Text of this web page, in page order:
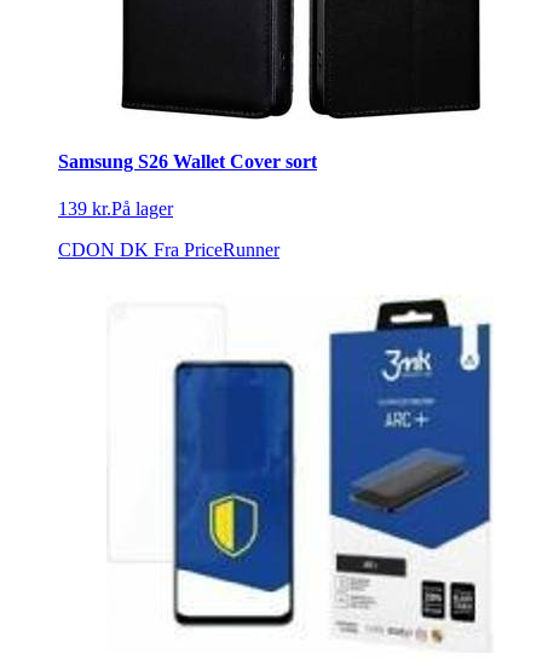
Samsung S26 Wallet Cover sort
139 kr.På lager
CDON DK Fra PriceRunner